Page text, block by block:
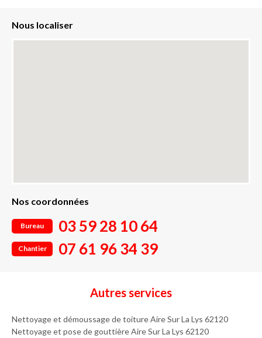
Nous localiser
Nos coordonnées
Bureau 03 59 28 10 64
Chantier 07 61 96 34 39
Autres services
Nettoyage et démoussage de toiture Aire Sur La Lys 62120
Nettoyage et pose de gouttière Aire Sur La Lys 62120